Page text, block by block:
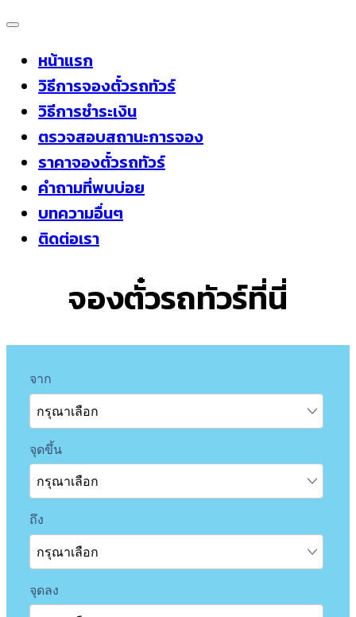
Skip
contentหน้าแรก
วิธีการจองตั๋วรถทัวร์
วิธีการชำระเงิน
ตรวจสอบสถานะการจอง
ราคาจองตั๋วรถทัวร์
คำถามที่พบบ่อย
บทความอื่นๆ
ติดต่อเรา
จองตั๋วรถทัวร์ที่นี่